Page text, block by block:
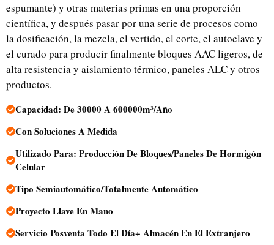
espumante) y otras materias primas en una proporción
científica, y después pasar por una serie de procesos como
la dosificación, la mezcla, el vertido, el corte, el autoclave y
el curado para producir finalmente bloques AAC ligeros, de
alta resistencia y aislamiento térmico, paneles ALC y otros
productos.
Capacidad: De 30000 A 600000m³/año
Con Soluciones A Medida
Utilizado Para: Producción De Bloques/paneles De Hormigón
Celular
Tipo Semiautomático/totalmente Automático
Proyecto Llave En Mano
Servicio Posventa Todo El Día+ Almacén En El Extranjero